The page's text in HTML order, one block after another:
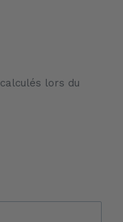
calculés lors du